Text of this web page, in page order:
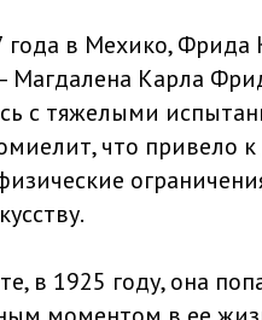
в Мехико, Фрида
Магдалена Карла
с тяжелыми
что привело
в 1925 году, она